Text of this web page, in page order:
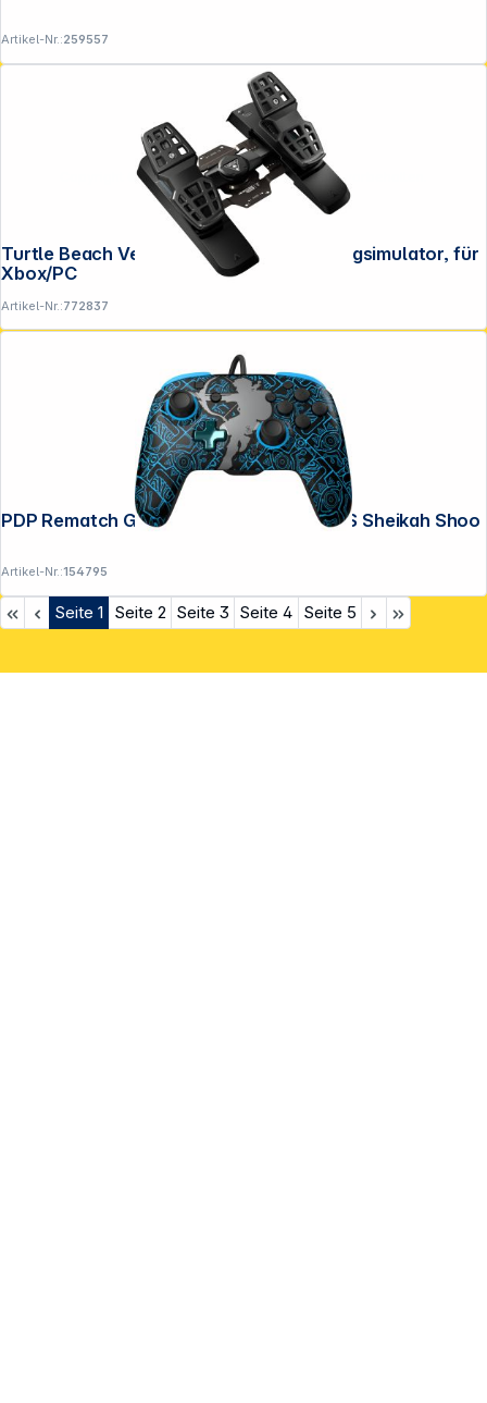
Artikel-Nr.:259557
Turtle Beach VelocityOne Rudder für Flugsimulator, für
Xbox/PC
Artikel-Nr.:772837
PDP Rematch GLOW Wired Controller NS Sheikah Shoo
Artikel-Nr.:154795
Seite 1 Seite 2 Seite 3 Seite 4 Seite 5
Copyright © 2001 - 2026 DGH - Alle Rechte vorbehalten.